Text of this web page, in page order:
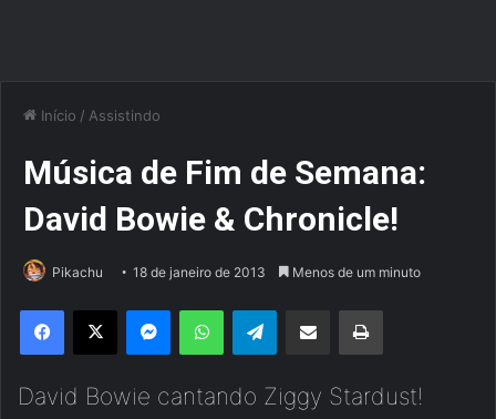
Início / Assistindo
Música de Fim de Semana:
David Bowie & Chronicle!
Pikachu 18 de janeiro de 2013 Menos de um minuto
David Bowie cantando Ziggy Stardust!